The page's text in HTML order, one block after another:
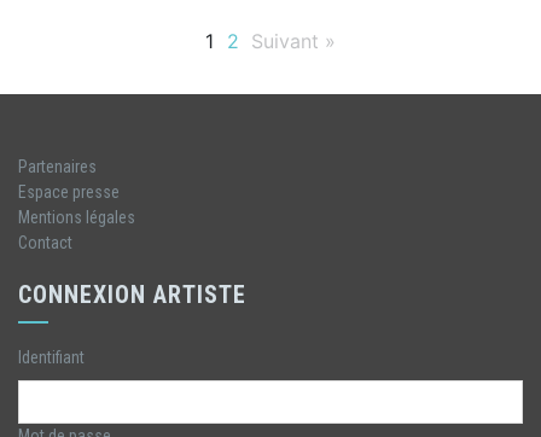
1 2 Suivant »
Partenaires
Espace presse
Mentions légales
Contact
CONNEXION ARTISTE
Identifiant